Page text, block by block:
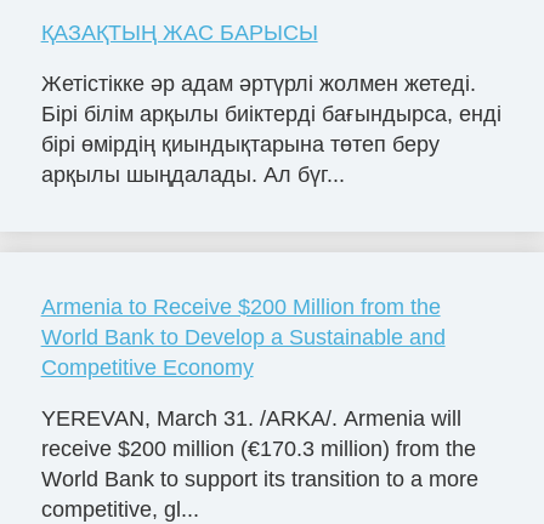
ҚАЗАҚТЫҢ ЖАС БАРЫСЫ
Жетістікке әр адам әртүрлі жолмен жетеді.
Бірі білім арқылы биіктерді бағындырса, енді
бірі өмірдің қиындықтарына төтеп беру
арқылы шыңдалады. Ал бүг...
Armenia to Receive $200 Million from the
World Bank to Develop a Sustainable and
Competitive Economy
YEREVAN, March 31. /ARKA/. Armenia will
receive $200 million (€170.3 million) from the
World Bank to support its transition to a more
competitive, gl...